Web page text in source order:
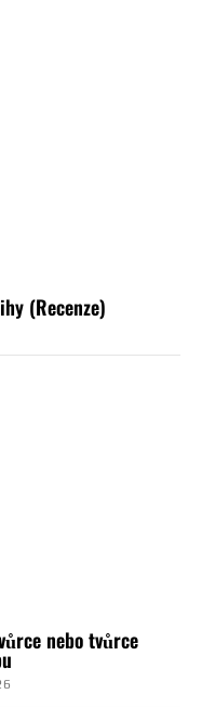
(Recenze)
nebo tvůrce